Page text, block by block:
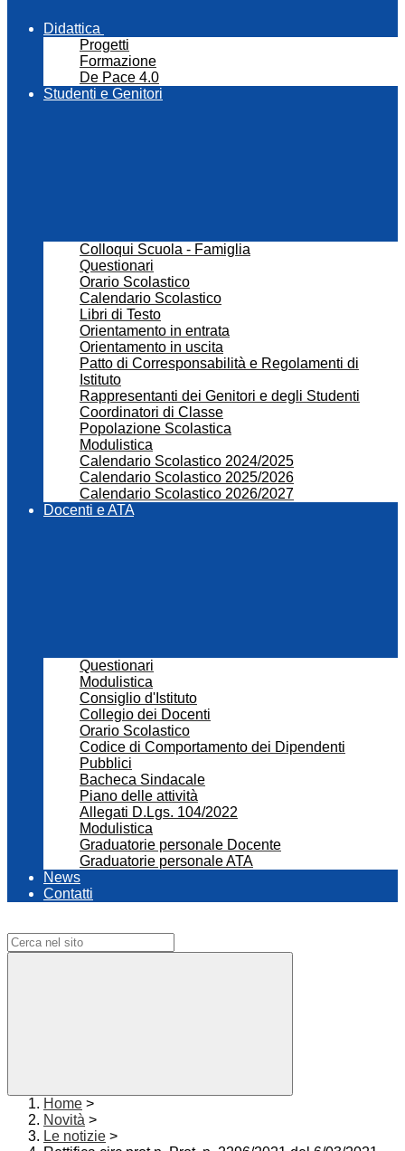
Didattica
Progetti
Formazione
De Pace 4.0
Studenti e Genitori
Colloqui Scuola - Famiglia
Questionari
Orario Scolastico
Calendario Scolastico
Libri di Testo
Orientamento in entrata
Orientamento in uscita
Patto di Corresponsabilità e Regolamenti di
Istituto
Rappresentanti dei Genitori e degli Studenti
Coordinatori di Classe
Popolazione Scolastica
Modulistica
Calendario Scolastico 2024/2025
Calendario Scolastico 2025/2026
Calendario Scolastico 2026/2027
Docenti e ATA
Questionari
Modulistica
Consiglio d'Istituto
Collegio dei Docenti
Orario Scolastico
Codice di Comportamento dei Dipendenti
Pubblici
Bacheca Sindacale
Piano delle attività
Allegati D.Lgs. 104/2022
Modulistica
Graduatorie personale Docente
Graduatorie personale ATA
News
Contatti
Home >
Novità >
Le notizie >